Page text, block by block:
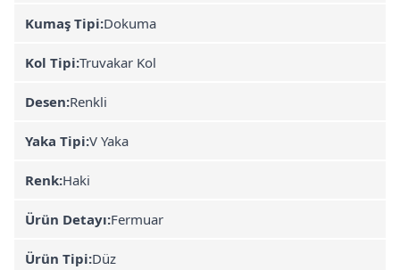
Kumaş Tipi:Dokuma
Kol Tipi:Truvakar Kol
Desen:Renkli
Yaka Tipi:V Yaka
Renk:Haki
Ürün Detayı:Fermuar
Ürün Tipi:Düz